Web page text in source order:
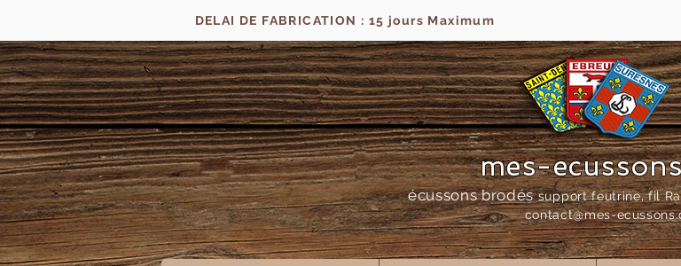
DELAI DE FABRICATION : 15 jours Maximum
mes-
écussons brodés support feutrine, fil
contact@mes-